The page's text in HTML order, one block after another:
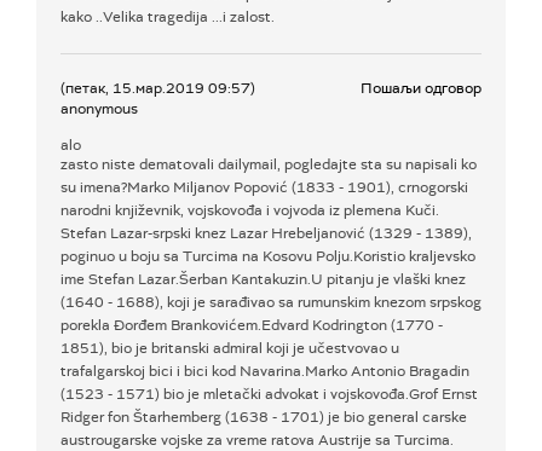
kako ..Velika tragedija ...i zalost.
(петак, 15.мар.2019 09:57)
anonymous
Пошаљи одговор
alo
zasto niste dematovali dailymail, pogledajte sta su napisali ko
su imena?Marko Miljanov Popović (1833 - 1901), crnogorski
narodni književnik, vojskovođa i vojvoda iz plemena Kuči.
Stefan Lazar-srpski knez Lazar Hrebeljanović (1329 - 1389),
poginuo u boju sa Turcima na Kosovu Polju.Koristio kraljevsko
ime Stefan Lazar.Šerban Kantakuzin.U pitanju je vlaški knez
(1640 - 1688), koji je sarađivao sa rumunskim knezom srpskog
porekla Đorđem Brankovićem.Edvard Kodrington (1770 -
1851), bio je britanski admiral koji je učestvovao u
trafalgarskoj bici i bici kod Navarina.Marko Antonio Bragadin
(1523 - 1571) bio je mletački advokat i vojskovođa.Grof Ernst
Ridger fon Štarhemberg (1638 - 1701) je bio general carske
austrougarske vojske za vreme ratova Austrije sa Turcima.